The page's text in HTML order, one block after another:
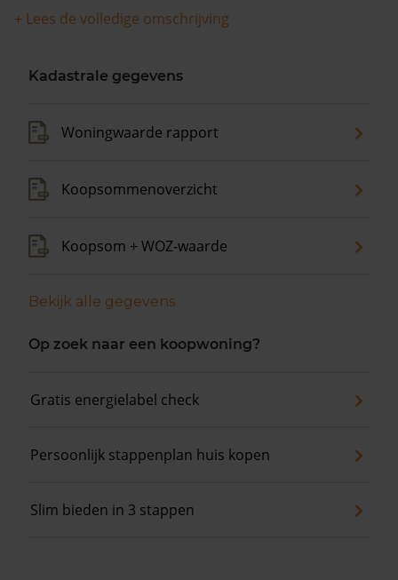
+ Lees de volledige omschrijving
Kadastrale gegevens
Woningwaarde rapport
Koopsommenoverzicht
Koopsom + WOZ-waarde
Bekijk alle gegevens
Op zoek naar een koopwoning?
Gratis energielabel check
Persoonlijk stappenplan huis kopen
Slim bieden in 3 stappen